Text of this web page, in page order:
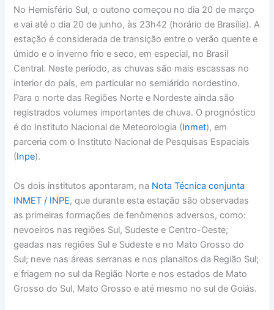
No Hemisfério Sul, o outono começou no dia 20 de março
e vai até o dia 20 de junho, às 23h42 (horário de Brasília). A
estação é considerada de transição entre o verão quente e
úmido e o inverno frio e seco, em especial, no Brasil
Central. Neste período, as chuvas são mais escassas no
interior do país, em particular no semiárido nordestino.
Para o norte das Regiões Norte e Nordeste ainda são
registrados volumes importantes de chuva. O prognóstico
é do Instituto Nacional de Meteorologia (Inmet), em
parceria com o Instituto Nacional de Pesquisas Espaciais
(Inpe).
Os dois institutos apontaram, na Nota Técnica conjunta
INMET / INPE, que durante esta estação são observadas
as primeiras formações de fenômenos adversos, como:
nevoeiros nas regiões Sul, Sudeste e Centro-Oeste;
geadas nas regiões Sul e Sudeste e no Mato Grosso do
Sul; neve nas áreas serranas e nos planaltos da Região Sul;
e friagem no sul da Região Norte e nos estados de Mato
Grosso do Sul, Mato Grosso e até mesmo no sul de Goiás.